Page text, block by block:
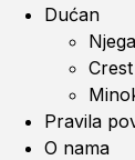
Dućan
Pravila
O nama